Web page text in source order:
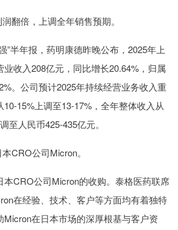
翻倍，上调全年销售预期。
”半年报，药明康德昨晚公布，2025年上
收入208亿元，同比增长20.64%，归属
。公司预计2025年持续经营业务收入重
15%上调至13-17%，全年整体收入从
至人民币425-435亿元。
CRO公司Micron。
本CRO公司Micron的收购。泰格医药联席
在经验、技术、客户等方面均有着独特
在日本市场的深厚根基与客户资